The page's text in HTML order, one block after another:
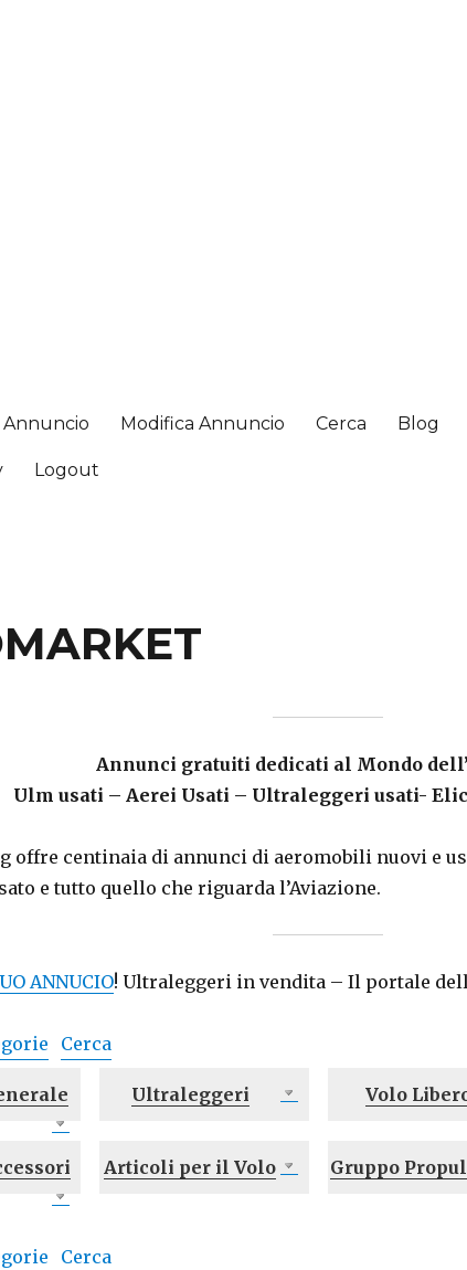
Annuncio Modifica Annuncio Cerca Blog
Logout
Annunci gratuiti dedicati al Mondo
Ulm usati – Aerei Usati – Ultraleggeri usati-
offre centinaia di annunci di aeromobili nuovi e
e tutto quello che riguarda l’Aviazione.
ANNUCIO! Ultraleggeri in vendita – Il portale
Cerca
Ultraleggeri Volo
Articoli per il Volo Gruppo
Cerca